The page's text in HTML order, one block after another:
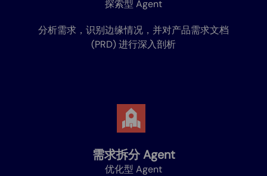
探索型 Agent
分析需求，识别边缘情况，并对产品需求文档
(PRD) 进行深入剖析
需求拆分Agent
优化型 Agent